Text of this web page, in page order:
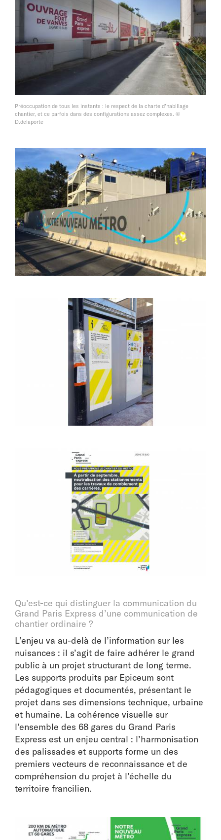
Préoccupation de tous les instants : le respect de la charte d’habillage
chantier, et ce parfois dans des configurations assez complexes. ©
D.delaporte
Qu’est-ce qui distinguer la communication du
Grand Paris Express d’une communication de
chantier ordinaire ?
L’enjeu va au-delà de l’information sur les
nuisances : il s’agit de faire adhérer le grand
public à un projet structurant de long terme.
Les supports produits par Epiceum sont
pédagogiques et documentés, présentant le
projet dans ses dimensions technique, urbaine
et humaine. La cohérence visuelle sur
l’ensemble des 68 gares du Grand Paris
Express est un enjeu central : l’harmonisation
des palissades et supports forme un des
premiers vecteurs de reconnaissance et de
compréhension du projet à l’échelle du
territoire francilien.